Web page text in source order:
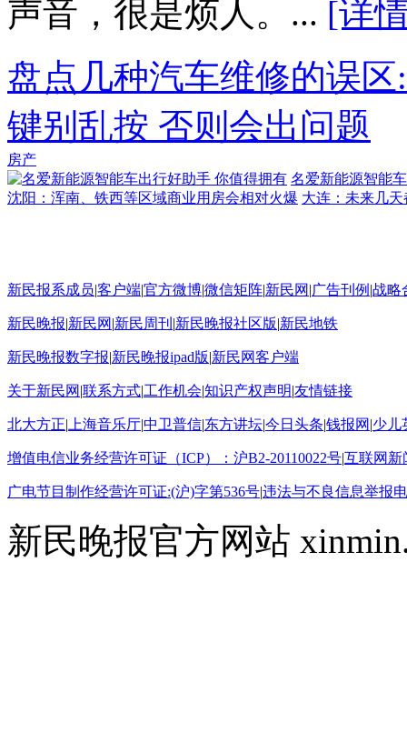
声音，很是烦人。... [详
盘点几种汽车维修的误
键别乱按 否则会出问题
房产
名爱新能源智能
沈阳：浑南、铁西等区域商业用房会相对火爆 大连：未来几
新民报系成员|客户端|官方微博|微信矩阵|新民网 |广告刊例 |战略
新民晚报|新民网 |新民周刊 |新民晚报社区版|新民地铁
新民晚报数字报|新民晚报ipad版|新民网客户端
关于新民网 |联系方式|工作机会|知识产权声明|友情链接
北大方正| 上海音乐厅|中卫普信|东方讲坛|今日头条|钱报网 |少儿
增值电信业务经营许可证（ICP）：沪B2-20110022号|互联网新
广电节目制作经营许可证:(沪)字第536号|违法与不良信息举报
新民晚报官方网站